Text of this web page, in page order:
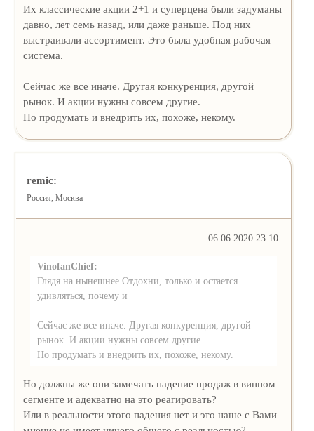
Их классические акции 2+1 и суперцена были задуманы
давно, лет семь назад, или даже раньше. Под них
выстраивали ассортимент. Это была удобная рабочая
система.
Сейчас же все иначе. Другая конкуренция, другой
рынок. И акции нужны совсем другие.
Но продумать и внедрить их, похоже, некому.
remic:
Россия, Москва
06.06.2020 23:10
VinofanChief:
Глядя на нынешнее Отдохни, только и остается
удивляться, почему и
Сейчас же все иначе. Другая конкуренция, другой
рынок. И акции нужны совсем другие.
Но продумать и внедрить их, похоже, некому.
Но должны же они замечать падение продаж в винном
сегменте и адекватно на это реагировать?
Или в реальности этого падения нет и это наше с Вами